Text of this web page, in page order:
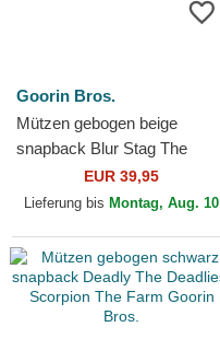
Goorin Bros.
Mützen gebogen beige
snapback Blur Stag The
Farm Goorin Bros.
EUR 39,95
Lieferung bis Montag, Aug. 10